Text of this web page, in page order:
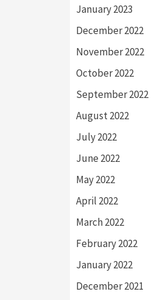
January 2023
December 2022
November 2022
October 2022
September 2022
August 2022
July 2022
June 2022
May 2022
April 2022
March 2022
February 2022
January 2022
December 2021